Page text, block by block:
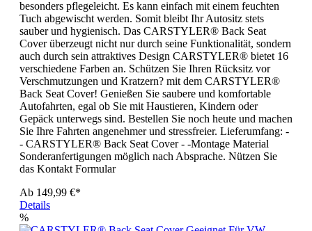
besonders pflegeleicht. Es kann einfach mit einem feuchten
Tuch abgewischt werden. Somit bleibt Ihr Autositz stets
sauber und hygienisch. Das CARSTYLER® Back Seat
Cover überzeugt nicht nur durch seine Funktionalität, sondern
auch durch sein attraktives Design CARSTYLER® bietet 16
verschiedene Farben an. Schützen Sie Ihren Rücksitz vor
Verschmutzungen und Kratzern? mit dem CARSTYLER®
Back Seat Cover! Genießen Sie saubere und komfortable
Autofahrten, egal ob Sie mit Haustieren, Kindern oder
Gepäck unterwegs sind. Bestellen Sie noch heute und machen
Sie Ihre Fahrten angenehmer und stressfreier. Lieferumfang: -
- CARSTYLER® Back Seat Cover - -Montage Material
Sonderanfertigungen möglich nach Absprache. Nützen Sie
das Kontakt Formular
Ab 149,99 €*
Details
%